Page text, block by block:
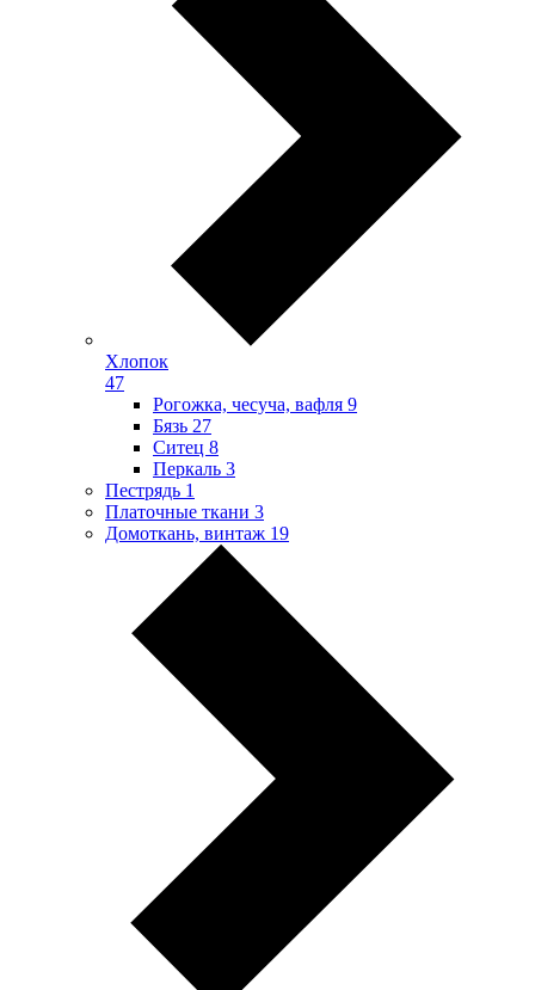
Хлопок
47
Рогожка, чесуча, вафля 9
Бязь 27
Ситец 8
Перкаль 3
Пестрядь 1
Платочные ткани 3
Домоткань, винтаж 19